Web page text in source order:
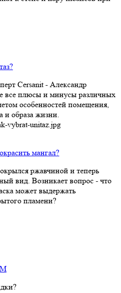
Cersanit - Александр
все плюсы и минусы различных
особенностей помещения,
и образа жизни.
мангал?
ржавчиной и теперь
вид. Возникает вопрос - что
может выдержать
пламени?